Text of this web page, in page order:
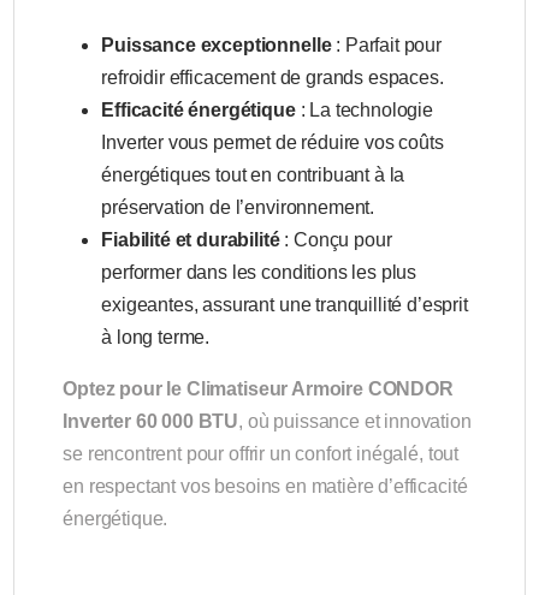
Puissance exceptionnelle: Parfait pour
refroidir efficacement de grands espaces.
Efficacité énergétique: La technologie
Inverter vous permet de réduire vos coûts
énergétiques tout en contribuant à la
préservation de l’environnement.
Fiabilité et durabilité: Conçu pour
performer dans les conditions les plus
exigeantes, assurant une tranquillité d’esprit
à long terme.
Optez pour le Climatiseur Armoire CONDOR
Inverter 60 000 BTU, où puissance et innovation
se rencontrent pour offrir un confort inégalé, tout
en respectant vos besoins en matière d’efficacité
énergétique.